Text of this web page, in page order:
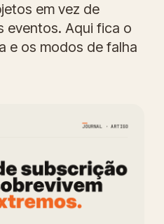
em vez de
eventos. Aqui fica o
e os modos de falha